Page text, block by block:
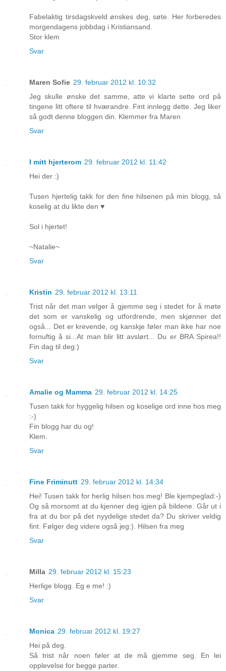
Fabelaktig tirsdagskveld ønskes deg, søte. Her forberedes
morgendagens jobbdag i Kristiansand.
Stor klem
Svar
Maren Sofie 29. februar 2012 kl. 10:32
Jeg skulle ønske det samme, atte vi klarte sette ord på
tingene litt oftere til hværandre. Fint innlegg dette. Jeg liker
så godt denne bloggen din. Klemmer fra Maren
Svar
I mitt hjerterom 29. februar 2012 kl. 11:42
Hei der :)
Tusen hjertelig takk for den fine hilsenen på min blogg, så
koselig at du likte den ♥
Sol i hjertet!
~Natalie~
Svar
Kristin 29. februar 2012 kl. 13:11
Trist når det man velger å gjemme seg i stedet for å møte
det som er vanskelig og utfordrende, men skjønner det
også... Det er krevende, og kanskje føler man ikke har noe
fornuftig å si...At man blir litt avslørt... Du er BRA Spirea!!
Fin dag til deg:)
Svar
Amalie og Mamma 29. februar 2012 kl. 14:25
Tusen takk for hyggelig hilsen og koselige ord inne hos meg
:-)
Fin blogg har du og!
Klem.
Svar
Fine Friminutt 29. februar 2012 kl. 14:34
Hei! Tusen takk for herlig hilsen hos meg! Ble kjempeglad:-)
Og så morsomt at du kjenner deg igjen på bildene. Går ut i
fra at du bor på det nyydelige stedet da? Du skriver veldig
fint. Følger deg videre også jeg:). Hilsen fra meg
Svar
Milla 29. februar 2012 kl. 15:23
Herlige blogg. Eg e me! :)
Svar
Monica 29. februar 2012 kl. 19:27
Hei på deg.
Så trist når noen føler at de må gjemme seg. En lei
opplevelse for begge parter.